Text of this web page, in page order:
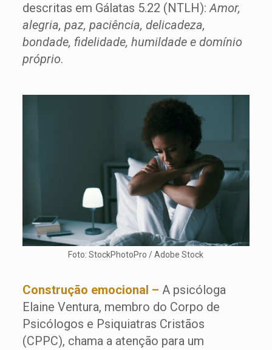
descritas em Gálatas 5.22 (NTLH):Amor,
alegria, paz, paciência, delicadeza,
bondade, fidelidade, humildade e domínio
próprio.
Foto: StockPhotoPro / Adobe Stock
Construção emocional – A psicóloga
Elaine Ventura, membro do Corpo de
Psicólogos e Psiquiatras Cristãos
(CPPC), chama a atenção para um